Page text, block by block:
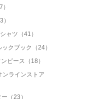
ャツ（41）
クブック（24）
ピース（18）
ンラインストア
（23）